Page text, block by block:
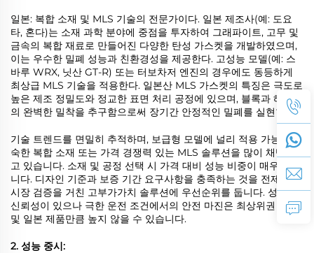
일본: 복합 소재 및 MLS 기술의 전문가이다. 일본 제조사(예: 도요
타, 혼다)는 소재 과학 분야에 중점을 투자하여 그래파이트, 고무 및
금속의 복합 재료로 만들어진 다양한 탄성 가스켓을 개발하였으며,
이는 우수한 밀폐 성능과 친환경성을 제공한다. 고성능 모델(예: 스
바루 WRX, 닛산 GT-R) 또는 터보차저 엔진의 경우에도 동등하게
최상급 MLS 기술을 적용한다. 일본산 MLS 가스켓의 특징은 극도로
높은 제조 정밀도와 정교한 표면 처리 공정에 있으며, 블록과 헤드와
의 완벽한 밀착을 추구함으로써 장기간 안정적인 밀폐를 실현한다.
기술 트렌드를 면밀히 추적하며, 보급형 모델에 널리 적용 가능한 성
숙한 복합 소재 또는 가격 경쟁력 있는 MLS 솔루션을 많이 채택하
고 있습니다. 소재 및 공정 선택 시 가격 대비 성능 비중이 매우 높습
니다. 디자인 기준과 보증 기간 요구사항을 충족하는 것을 전제로,
시장 검증을 거친 고부가가치 솔루션에 우선순위를 둡니다. 성능은
신뢰성이 있으나 극한 운전 조건에서의 안전 마진은 최상위권 미국
및 일본 제품만큼 높지 않을 수 있습니다.
2. 성능 중시: